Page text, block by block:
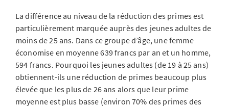
La différence au niveau de la réduction des primes est
particulièrement marquée auprès des jeunes adultes de
moins de 25 ans. Dans ce groupe d’âge, une femme
économise en moyenne 639 francs par an et un homme,
594 francs. Pourquoi les jeunes adultes (de 19 à 25 ans)
obtiennent-ils une réduction de primes beaucoup plus
élevée que les plus de 26 ans alors que leur prime
moyenne est plus basse (environ 70% des primes des